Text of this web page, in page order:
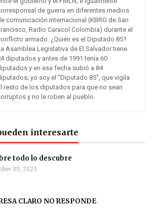
de guerra en diferentes medios
comunicación internacional (KBRG de San
Radio Caracol Colombia) durante el
armado. ¿Quién es el Diputado 85?
Asamblea Legislativa de El Salvador tiene
diputados y antes de 1991 tenía 60
y en esa fecha subió a 84
yo soy el “Diputado 85”, que vigila
resto de los diputados para que no sean
y no le roben al pueblo.
interesarte
todo lo descubre
09, 2023
CLARO NO RESPONDE